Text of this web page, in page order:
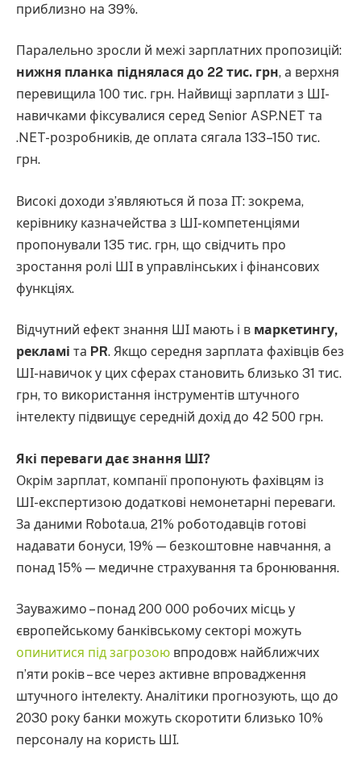
приблизно на 39%.
Паралельно зросли й межі зарплатних пропозицій:
нижня планка піднялася до 22 тис. грн, а верхня
перевищила 100 тис. грн. Найвищі зарплати з ШІ-
навичками фіксувалися серед Senior ASP.NET та
.NET-розробників, де оплата сягала 133–150 тис.
грн.
Високі доходи з’являються й поза ІТ: зокрема,
керівнику казначейства з ШІ-компетенціями
пропонували 135 тис. грн, що свідчить про
зростання ролі ШІ в управлінських і фінансових
функціях.
Відчутний ефект знання ШІ мають і в маркетингу,
рекламі та PR. Якщо середня зарплата фахівців без
ШІ-навичок у цих сферах становить близько 31 тис.
грн, то використання інструментів штучного
інтелекту підвищує середній дохід до 42 500 грн.
Які переваги дає знання ШІ?
Окрім зарплат, компанії пропонують фахівцям із
ШІ-експертизою додаткові немонетарні переваги.
За даними Robota.ua, 21% роботодавців готові
надавати бонуси, 19% — безкоштовне навчання, а
понад 15% — медичне страхування та бронювання.
Зауважимо – понад 200 000 робочих місць у
європейському банківському секторі можуть
опинитися під загрозою впродовж найближчих
п’яти років – все через активне впровадження
штучного інтелекту. Аналітики прогнозують, що до
2030 року банки можуть скоротити близько 10%
персоналу на користь ШІ.